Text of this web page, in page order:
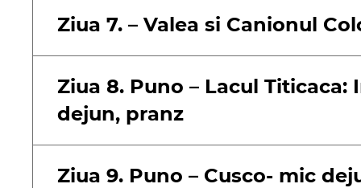
Ziua 7. – Valea si Canionul
Ziua 8. Puno – Lacul Titicaca:
dejun, pranz
Ziua 9. Puno – Cusco- mic